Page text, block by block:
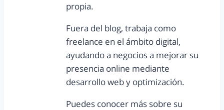
propia.
Fuera del blog, trabaja como
freelance en el ámbito digital,
ayudando a negocios a mejorar su
presencia online mediante
desarrollo web y optimización.
Puedes conocer más sobre su